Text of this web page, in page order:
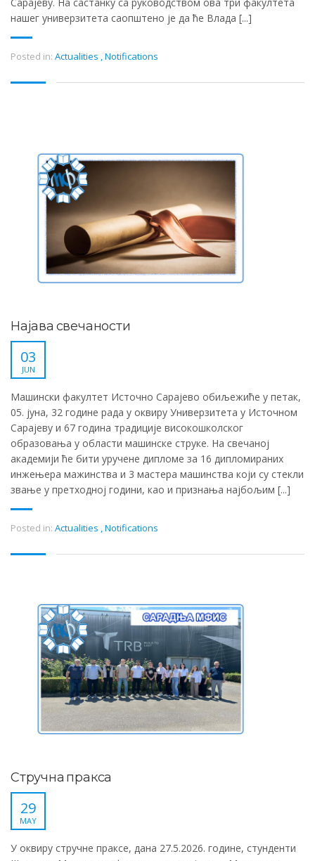
нашег универзитета саопштено је да ће Влада [...]
Posted in: Actualities ,Notifications
Најава свечаности
03
JUN
Машински факултет Источно Сарајево обиљежиће у петак,
05. јуна, 32 године рада у оквиру Универзитета у Источном
Сарајеву и 67 година традиције високошколског
образовања у области машинске струке. На свечаној
академији ће бити уручене дипломе за 16 дипломираних
инжењера мажинства и 3 мастера машинства који су стекли
звање у претходној години, као и признања најбољим [...]
Posted in: Actualities ,Notifications
Стручна пракса
29
MAY
У оквиру стручне праксе, дана 27.5.2026. године, стунденти